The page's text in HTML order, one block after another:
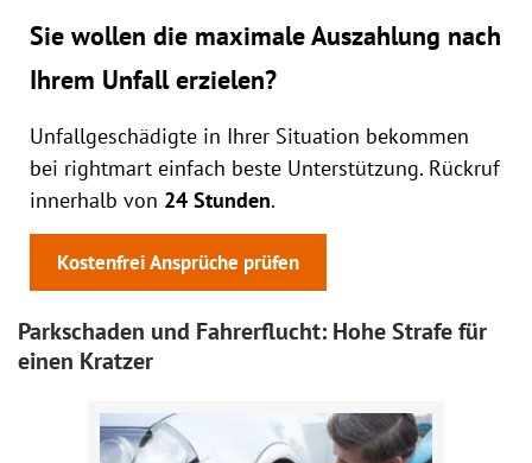
Sie wollen die maximale Auszahlung nach
Ihrem Unfall erzielen?
Unfallgeschädigte in Ihrer Situation bekommen
bei rightmart einfach beste Unterstützung. Rückruf
innerhalb von 24 Stunden.
Kostenfrei Ansprüche prüfen
Parkschaden und Fahrerflucht: Hohe Strafe für
einen Kratzer